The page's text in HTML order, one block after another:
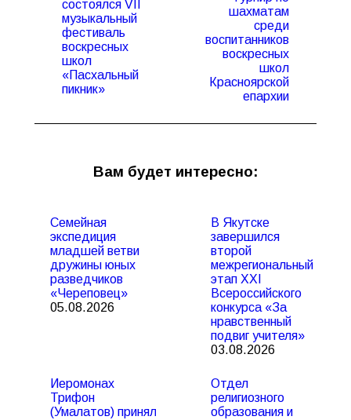
Предыдущая
запись:
состоялся VII
музыкальный
фестиваль
воскресных
школ
«Пасхальный
пикник»
Следующая
запись:
шахматам
среди
воспитанников
воскресных
школ
Красноярской
епархии
Вам будет интересно:
Семейная
экспедиция
младшей ветви
дружины юных
разведчиков
«Череповец»
05.08.2026
В Якутске
завершился
второй
межрегиональный
этап XXI
Всероссийского
конкурса «За
нравственный
подвиг учителя»
03.08.2026
Иеромонах
Трифон
(Умалатов) принял
Отдел
религиозного
образования и